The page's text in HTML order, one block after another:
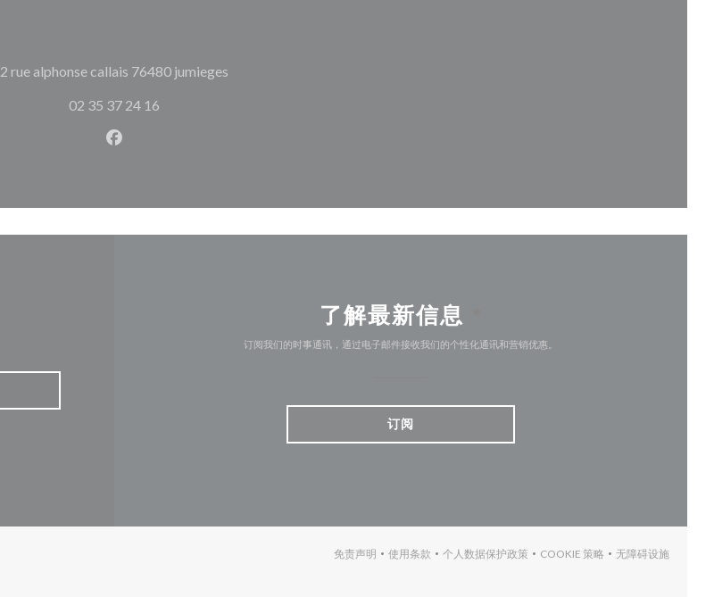
2 rue alphonse callais 76480 jumieges
02 35 37 24 16
Facebook ((在新窗口中打开))
了解最新信息
订阅我们的时事通讯，通过电子邮件接收我们的个性化通讯和营销优惠。
订阅
免责声明
((在新窗口中打开))
使用条款
((在新窗口中打开))
个人数据保护政策
((在新窗口中打开))
COOKIE 策略
((在新窗口中打开))
无障碍设施
((在新窗口中